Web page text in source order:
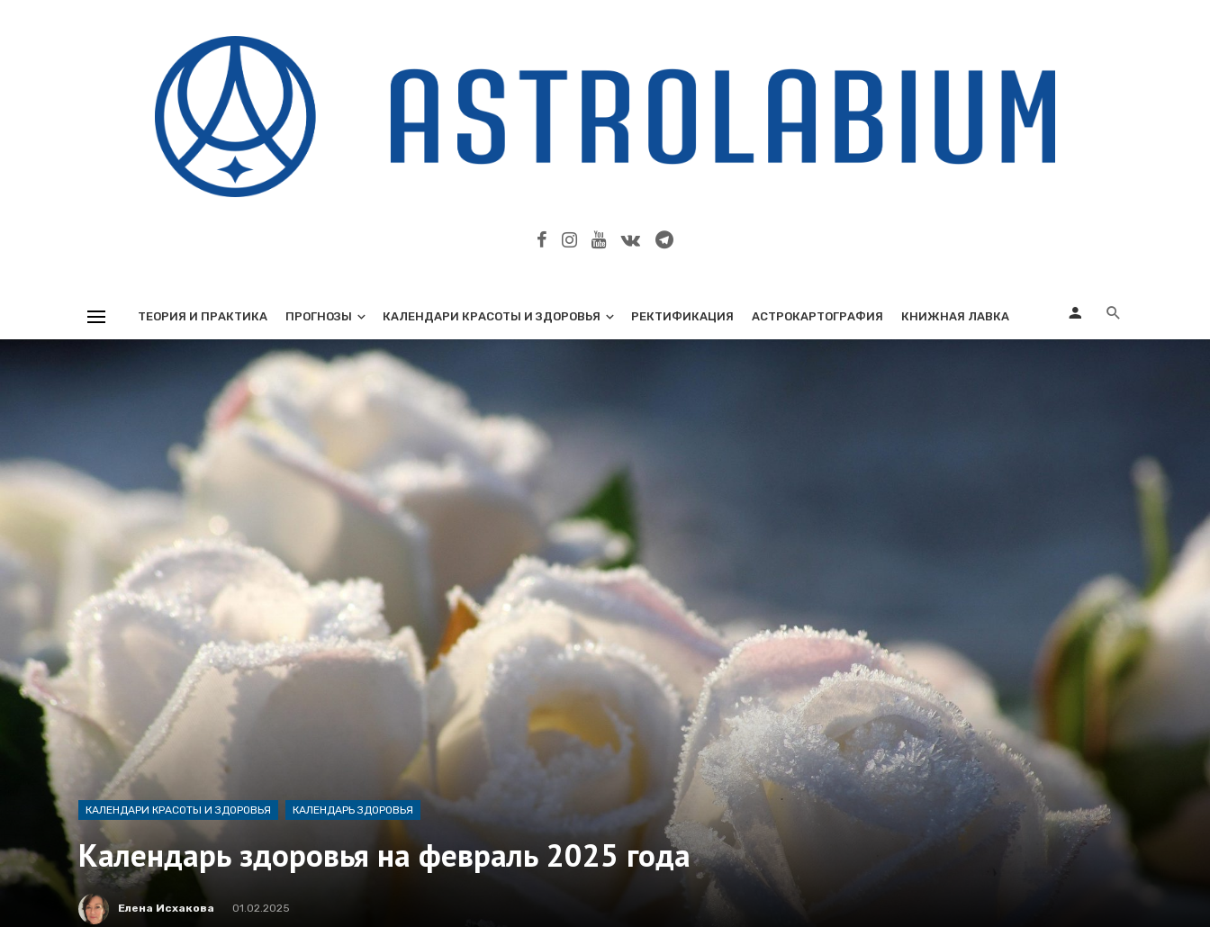
ТЕОРИЯ И ПРАКТИКА ПРОГНОЗЫ КАЛЕНДАРИ КРАСОТЫ И ЗДОРОВЬЯ РЕКТИФИКАЦИЯ АСТРОКАРТОГРАФИЯ КНИЖНАЯ ЛАВКА
КАЛЕНДАРИ КРАСОТЫ И ЗДОРОВЬЯ КАЛЕНДАРЬ ЗДОРОВЬЯ
Календарь здоровья на февраль 2025 года
Елена Исхакова 01.02.2025
Реклама